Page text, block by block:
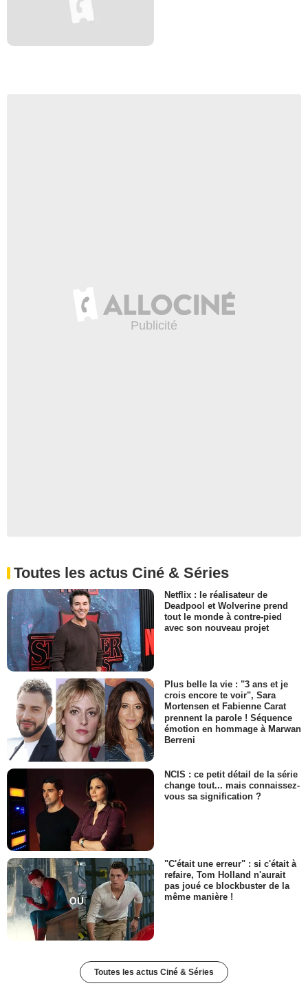
Toutes les actus Ciné & Séries
Netflix : le réalisateur de
Deadpool et Wolverine prend
tout le monde à contre-pied
avec son nouveau projet
Plus belle la vie : "3 ans et je
crois encore te voir", Sara
Mortensen et Fabienne Carat
prennent la parole ! Séquence
émotion en hommage à Marwan
Berreni
NCIS : ce petit détail de la série
change tout... mais connaissez-
vous sa signification ?
"C'était une erreur" : si c'était à
refaire, Tom Holland n'aurait
pas joué ce blockbuster de la
même manière !
Toutes les actus Ciné & Séries